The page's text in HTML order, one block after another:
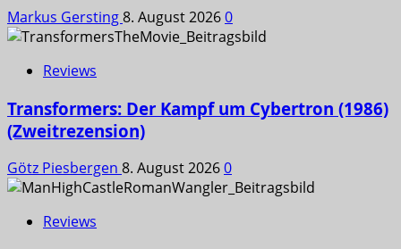
Markus Gersting8. August 20260
Reviews
Transformers: Der Kampf um Cybertron (1986)
(Zweitrezension)
Götz Piesbergen 8. August 20260
Reviews